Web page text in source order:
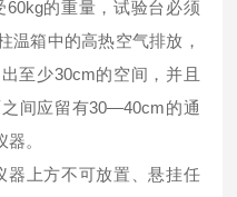
的重量，试验台必须
温箱中的高热空气排放，
至少30cm的空间，并且
间应留有30—40cm的通
。
器上方不可放置、悬挂任